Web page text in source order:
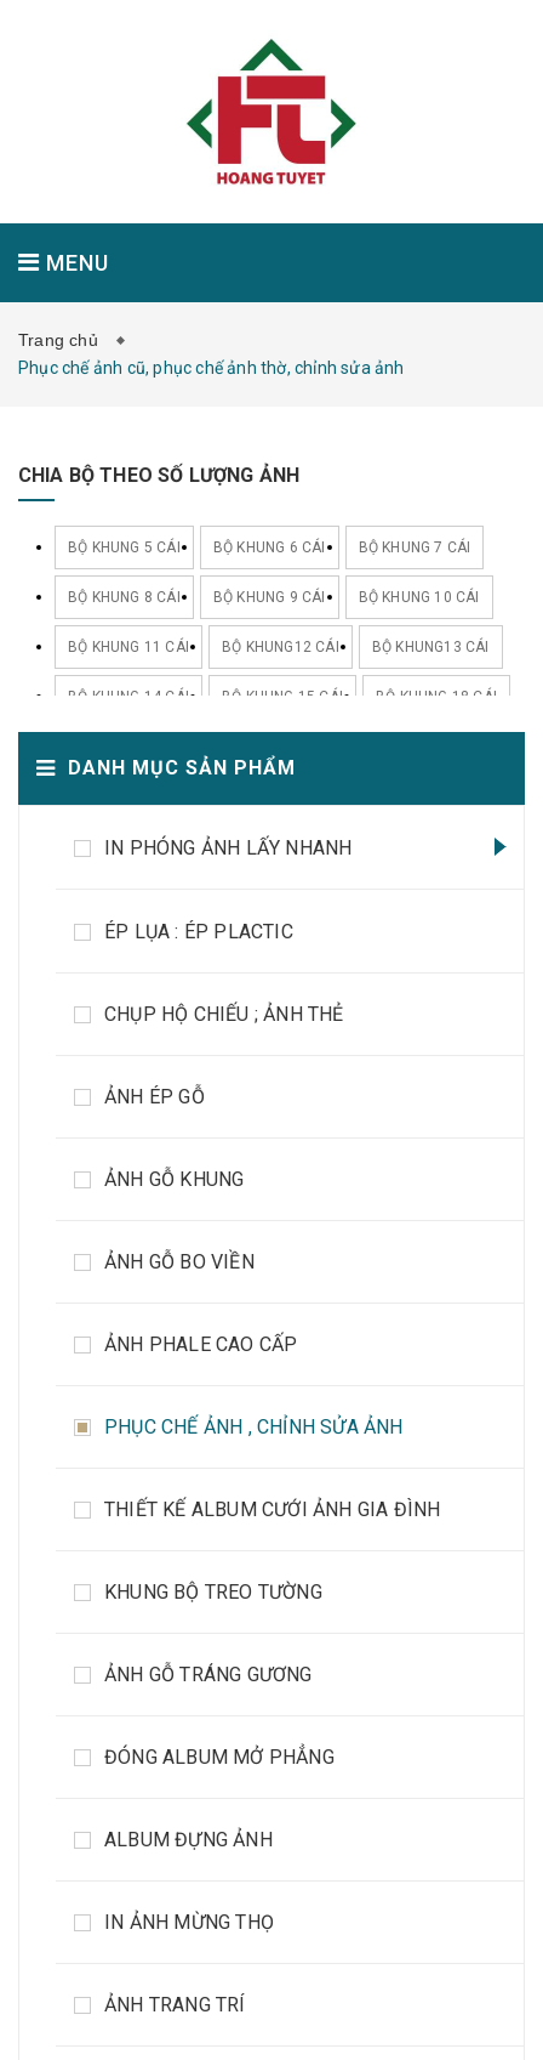
MENU
GIỚI THIỆU SẢN PHẨM TIN TỨC
LIÊN HỆ
Trang chủ
Phục chế ảnh cũ, phục chế ảnh thờ, chỉnh sửa ảnh
CHIA BỘ THEO SỐ LƯỢNG ẢNH
BỘ KHUNG 5 CÁI BỘ KHUNG 6 CÁI BỘ KHUNG 7 CÁI
BỘ KHUNG 8 CÁI BỘ KHUNG 9 CÁI BỘ KHUNG 10 CÁI
BỘ KHUNG 11 CÁI BỘ KHUNG12 CÁI BỘ KHUNG13 CÁI
BỘ KHUNG 14 CÁI BỘ KHUNG 15 CÁI BỘ KHUNG 18 CÁI
DANH MỤC SẢN PHẨM
IN PHÓNG ẢNH LẤY NHANH
ÉP LỤA : ÉP PLACTIC
CHỤP HỘ CHIẾU ; ẢNH THẺ
ẢNH ÉP GỖ
ẢNH GỖ KHUNG
ẢNH GỖ BO VIỀN
ẢNH PHALE CAO CẤP
PHỤC CHẾ ẢNH , CHỈNH SỬA ẢNH
THIẾT KẾ ALBUM CƯỚI ẢNH GIA ĐÌNH
KHUNG BỘ TREO TƯỜNG
ẢNH GỖ TRÁNG GƯƠNG
ĐÓNG ALBUM MỞ PHẲNG
ALBUM ĐỰNG ẢNH
IN ẢNH MỪNG THỌ
ẢNH TRANG TRÍ